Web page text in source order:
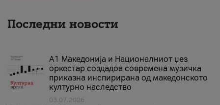
Последни новости
А1 Македонија и Националниот џез
оркестар создадоа современа музичка
приказна инспирирана од македонското
културно наследство
03.07.2026